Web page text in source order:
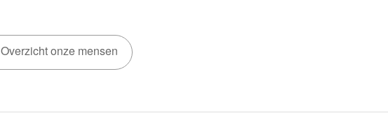
Overzicht onze mensen